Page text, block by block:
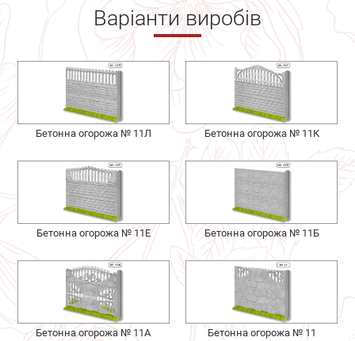
Варіанти виробів
Бетонна огорожа № 11Л Бетонна огорожа № 11К
Бетонна огорожа № 11Е Бетонна огорожа № 11Б
Бетонна огорожа № 11А Бетонна огорожа № 11